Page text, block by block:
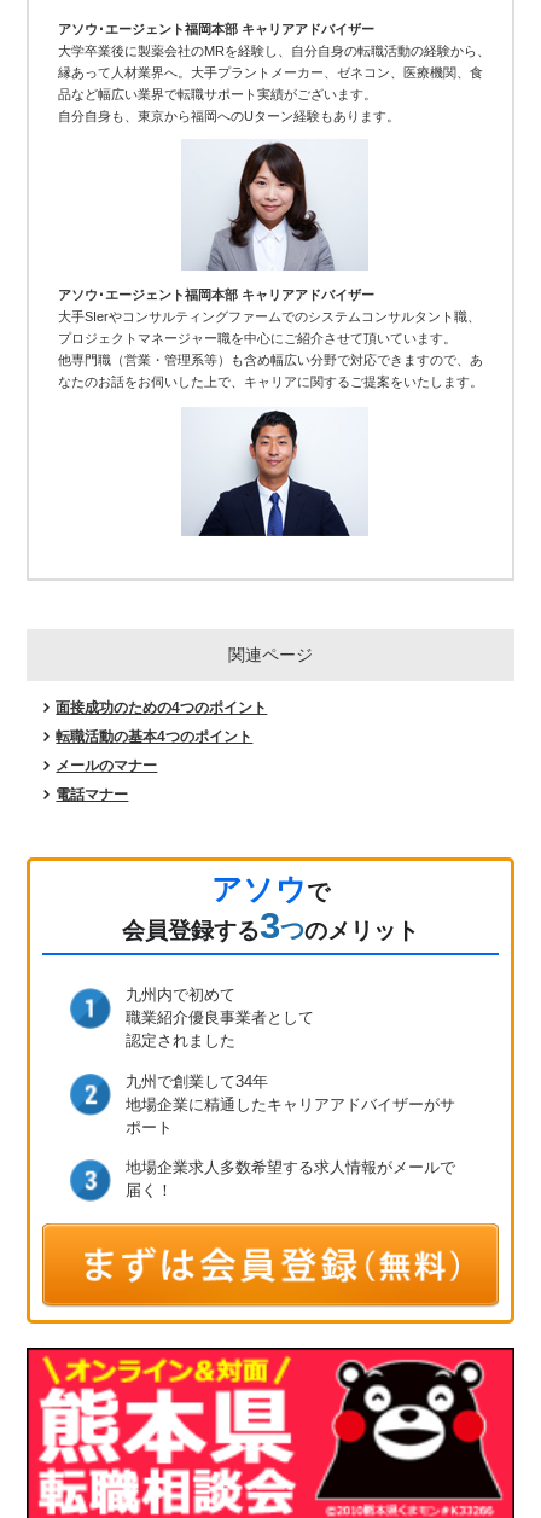
アソウ･エージェント福岡本部 キャリアアドバイザー
大学卒業後に製薬会社のMRを経験し、自分自身の転職活動の経験から、
縁あって人材業界へ。大手プラントメーカー、ゼネコン、医療機関、食
品など幅広い業界で転職サポート実績がございます。
自分自身も、東京から福岡へのUターン経験もあります。
アソウ･エージェント福岡本部 キャリアアドバイザー
大手SIerやコンサルティングファームでのシステムコンサルタント職、
プロジェクトマネージャー職を中心にご紹介させて頂いています。
他専門職（営業・管理系等）も含め幅広い分野で対応できますので、あ
なたのお話をお伺いした上で、キャリアに関するご提案をいたします。
関連ページ
面接成功のための4つのポイント
転職活動の基本4つのポイント
メールのマナー
電話マナー
アソウで
会員登録する3つのメリット
九州内で初めて
職業紹介優良事業者として
認定されました
九州で創業して34年
地場企業に精通したキャリアアドバイザーがサ
ポート
地場企業求人多数希望する求人情報が メールで
届く！